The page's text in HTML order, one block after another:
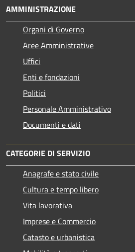
AMMINISTRAZIONE
Organi di Governo
Aree Amministrative
Uffici
Enti e fondazioni
Politici
Personale Amministrativo
Documenti e dati
CATEGORIE DI SERVIZIO
Anagrafe e stato civile
Cultura e tempo libero
Vita lavorativa
Imprese e Commercio
Catasto e urbanistica